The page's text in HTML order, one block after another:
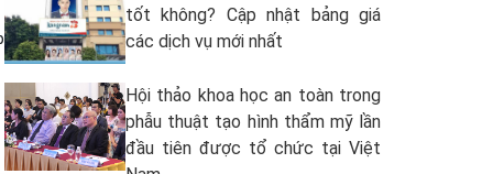
tốt không? Cập nhật bảng giá
các dịch vụ mới nhất
Hội thảo khoa học an toàn trong
phẫu thuật tạo hình thẩm mỹ lần
đầu tiên được tổ chức tại Việt